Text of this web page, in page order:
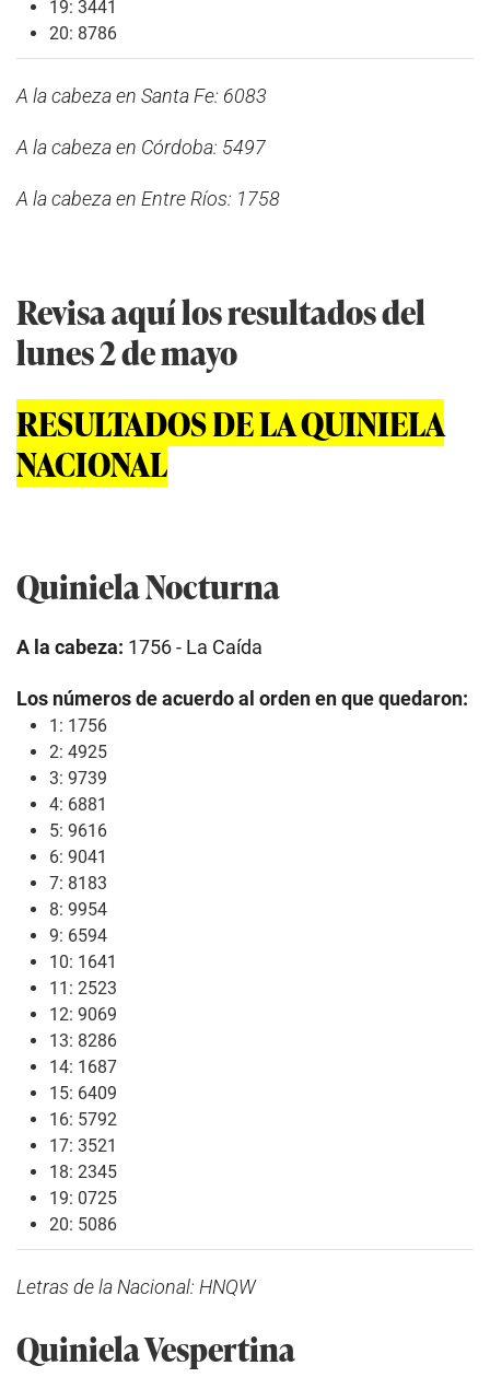
19: 3441
20: 8786
A la cabeza en Santa Fe: 6083
A la cabeza en Córdoba: 5497
A la cabeza en Entre Ríos: 1758
Revisa aquí los resultados del
lunes 2 de mayo
RESULTADOS DE LA QUINIELA
NACIONAL
Quiniela Nocturna
A la cabeza: 1756 - La Caída
Los números de acuerdo al orden en que quedaron:
1: 1756
2: 4925
3: 9739
4: 6881
5: 9616
6: 9041
7: 8183
8: 9954
9: 6594
10: 1641
11: 2523
12: 9069
13: 8286
14: 1687
15: 6409
16: 5792
17: 3521
18: 2345
19: 0725
20: 5086
Letras de la Nacional: HNQW
Quiniela Vespertina